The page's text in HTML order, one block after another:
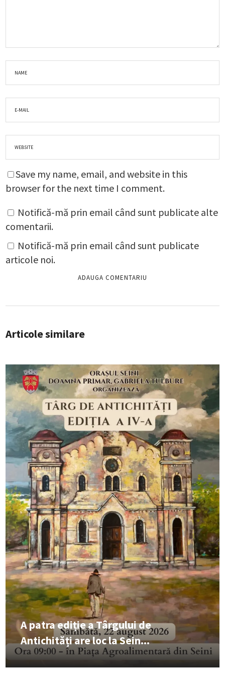
Save my name, email, and website in this
browser for the next time I comment.
Notifică-mă prin email când sunt publicate alte
comentarii.
Notifică-mă prin email când sunt publicate
articole noi.
Articole similare
A patra ediție a Târgului de
Antichități are loc la Sein...